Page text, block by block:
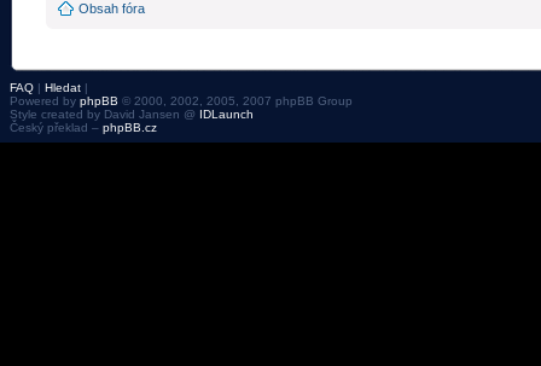
Obsah fóra
FAQ | Hledat |
Powered by phpBB © 2000, 2002, 2005, 2007 phpBB Group
Style created by David Jansen @ IDLaunch
Český překlad – phpBB.cz